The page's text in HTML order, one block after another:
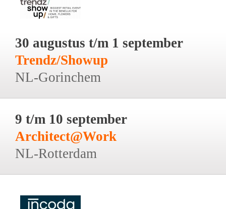
30 augustus t/m 1 september
Trendz/Showup
NL-Gorinchem
9 t/m 10 september
Architect@Work
NL-Rotterdam